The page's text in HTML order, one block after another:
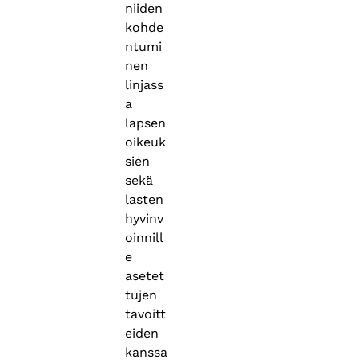
niiden
kohde
ntumi
nen
linjass
a
lapsen
oikeuk
sien
sekä
lasten
hyvinv
oinnill
e
asetet
tujen
tavoitt
eiden
kanssa